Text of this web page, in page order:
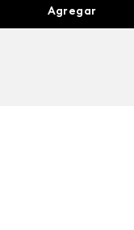
Agregar